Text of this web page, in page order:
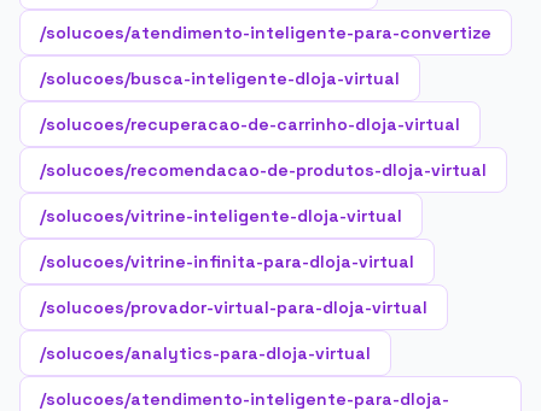
/solucoes/atendimento-inteligente-para-convertize
/solucoes/busca-inteligente-dloja-virtual
/solucoes/recuperacao-de-carrinho-dloja-virtual
/solucoes/recomendacao-de-produtos-dloja-virtual
/solucoes/vitrine-inteligente-dloja-virtual
/solucoes/vitrine-infinita-para-dloja-virtual
/solucoes/provador-virtual-para-dloja-virtual
/solucoes/analytics-para-dloja-virtual
/solucoes/atendimento-inteligente-para-dloja-